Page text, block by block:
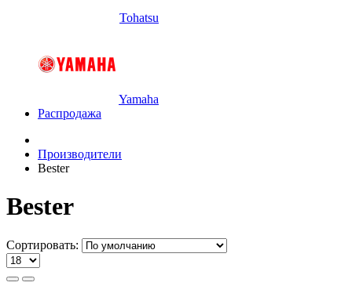
Tohatsu
Yamaha
Распродажа
Производители
Bester
Bester
Сортировать: